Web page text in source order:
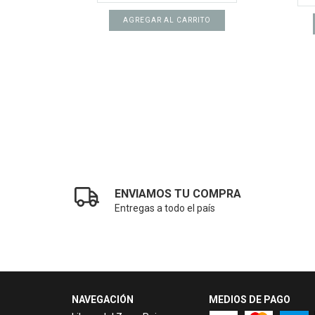
ENVIAMOS TU COMPRA
Entregas a todo el país
NAVEGACIÓN
MEDIOS DE PAGO